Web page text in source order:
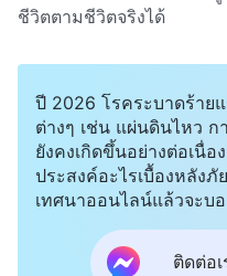
ชีวิตตามชีวิตจริงได้
ปี 2026 โรคระบาดร้าย
ต่างๆ เช่น แผ่นดินไหว
ยังคงเกิดขึ้นอย่างต่อเนื่อ
ประสงค์อะไรเบื้องหลังภั
เทศนาออนไลน์แล้วจะ
ติดต่อ